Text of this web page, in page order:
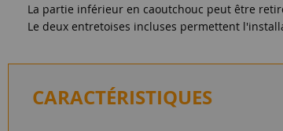
La partie inférieur en caoutchouc peut être
Le deux entretoises incluses permettent
CARACTÉRISTIQUES